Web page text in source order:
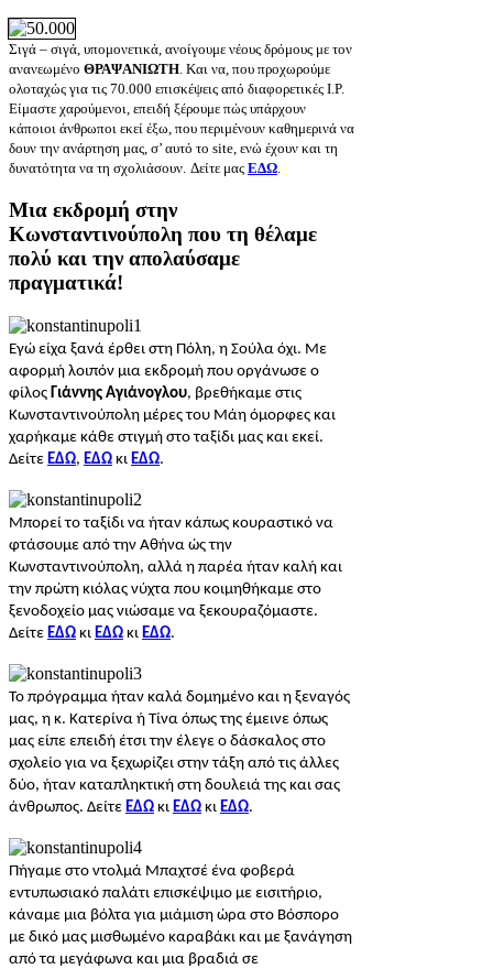
Σιγά – σιγά, υπομονετικά, ανοίγουμε νέους δρόμους με τον
ανανεωμένο ΘΡΑΨΑΝΙΩΤΗ. Και να, που προχωρούμε
ολοταχώς για τις 70.000 επισκέψεις από διαφορετικές Ι.Ρ.
Είμαστε χαρούμενοι, επειδή ξέρουμε πώς υπάρχουν
κάποιοι άνθρωποι εκεί έξω, που περιμένoυν καθημερινά να
δουν την ανάρτηση μας, σ’ αυτό τo site, ενώ έχουν και τη
δυνατότητα να τη σχολιάσουν. Δείτε μας ΕΔΩ.
Μια εκδρομή στην
Κωνσταντινούπολη που τη θέλαμε
πολύ και την απολαύσαμε
πραγματικά!
Εγώ είχα ξανά έρθει στη Πόλη, η Σούλα όχι. Με
αφορμή λοιπόν μια εκδρομή που οργάνωσε ο
φίλος
Γιάννης Αγιάνογλου, βρεθήκαμε στις
Κωνσταντινούπολη μέρες του Μάη όμορφες και
χαρήκαμε κάθε στιγμή στο ταξίδι μας και εκεί.
Δείτε ΕΔΩ, ΕΔΩ κι ΕΔΩ.
Μπορεί το ταξίδι να ήταν κάπως κουραστικό να
φτάσουμε από την Αθήνα ώς την
Κωνσταντινούπολη, αλλά η παρέα ήταν καλή και
την πρώτη κιόλας νύχτα που κοιμηθήκαμε στο
ξενοδοχείο μας νιώσαμε να ξεκουραζόμαστε.
Δείτε ΕΔΩ κι ΕΔΩ κι ΕΔΩ.
Το πρόγραμμα ήταν καλά δομημένο και η ξεναγός
μας, η κ. Κατερίνα ή Τίνα όπως της έμεινε όπως
μας είπε επειδή έτσι την έλεγε ο δάσκαλος στο
σχολείο για να ξεχωρίζει στην τάξη από τις άλλες
δύο, ήταν καταπληκτική στη δουλειά της και σας
άνθρωπος. Δείτε ΕΔΩ κι ΕΔΩ κι ΕΔΩ.
Πήγαμε στο ντολμά Μπαχτσέ ένα φοβερά
εντυπωσιακό παλάτι επισκέψιμο με εισιτήριο,
κάναμε μια βόλτα για μιάμιση ώρα στο Βόσπορο
με δικό μας μισθωμένο καραβάκι και με ξανάγηση
από τα μεγάφωνα και μια βραδιά σε